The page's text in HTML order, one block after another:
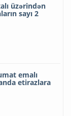
üzərindən
sayı 2
emalı
etirazlara